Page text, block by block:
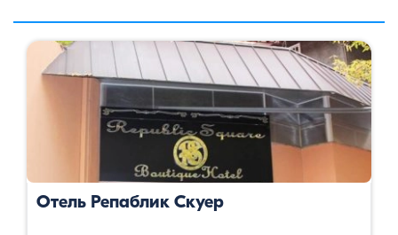
Отель Репаблик Скуер